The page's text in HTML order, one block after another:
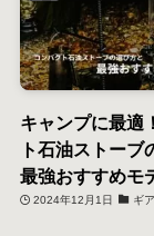
キャンプに最適
ト石油ストーブ
最強おすすめモ
2024年12月1日 ギ